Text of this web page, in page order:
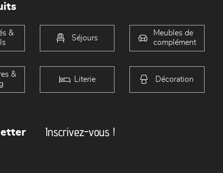
&
Séjours
Meubles de
complément
&
Literie Décoration
Inscrivez-vous !